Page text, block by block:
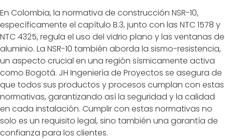
En Colombia, la normativa de construcción NSR-10,
específicamente el capítulo B.3, junto con las NTC 1578 y
NTC 4325, regula el uso del vidrio plano y las ventanas de
aluminio. La NSR-10 también aborda la sismo-resistencia,
un aspecto crucial en una región sísmicamente activa
como Bogotá. JH Ingeniería de Proyectos se asegura de
que todos sus productos y procesos cumplan con estas
normativas, garantizando así la seguridad y la calidad
en cada instalación. Cumplir con estas normativas no
solo es un requisito legal, sino también una garantía de
confianza para los clientes.